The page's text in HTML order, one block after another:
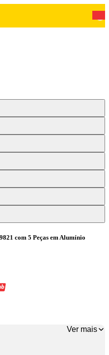
com 5 Peças em Alumínio
Ver mais